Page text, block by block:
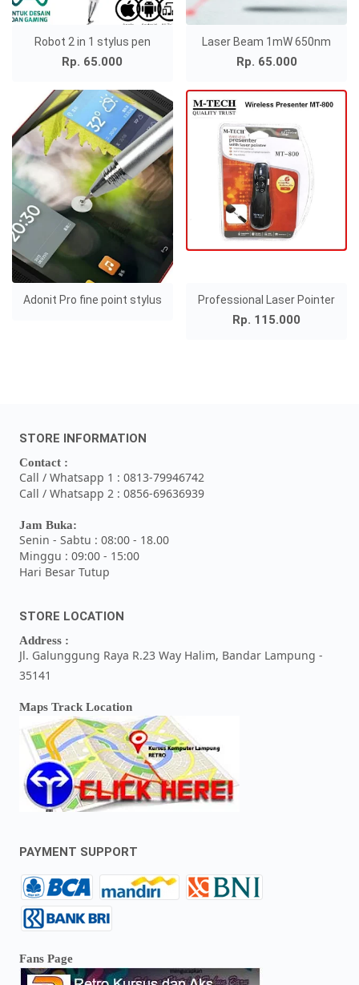
Robot 2 in 1 stylus pen
Rp. 65.000
Laser Beam 1mW 650nm
Rp. 65.000
Adonit Pro fine point stylus Professional Laser Pointer
Rp. 115.000
STORE INFORMATION
Contact :
Call / Whatsapp 1 : 0813-79946742
Call / Whatsapp 2 : 0856-69636939
Jam Buka:
Senin - Sabtu : 08:00 - 18.00
Minggu : 09:00 - 15:00
Hari Besar Tutup
STORE LOCATION
Address :
Jl. Galunggung Raya R.23 Way Halim, Bandar Lampung -
35141
Maps Track Location
PAYMENT SUPPORT
Fans Page